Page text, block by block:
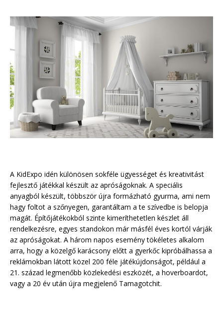
A KidExpo idén különösen sokféle ügyességet és kreativitást
fejlesztő játékkal készült az apróságoknak. A speciális
anyagból készült, többször újra formázható gyurma, ami nem
hagy foltot a szőnyegen, garantáltam a te szívedbe is belopja
magát. Építőjátékokból szinte kimeríthetetlen készlet áll
rendelkezésre, egyes standokon már másfél éves kortól várják
az apróságokat. A három napos esemény tökéletes alkalom
arra, hogy a közelgő karácsony előtt a gyerkőc kipróbálhassa a
reklámokban látott közel 200 féle játékújdonságot, például a
21. század legmenőbb közlekedési eszközét, a hoverboardot,
vagy a 20 év után újra megjelenő Tamagotchit.